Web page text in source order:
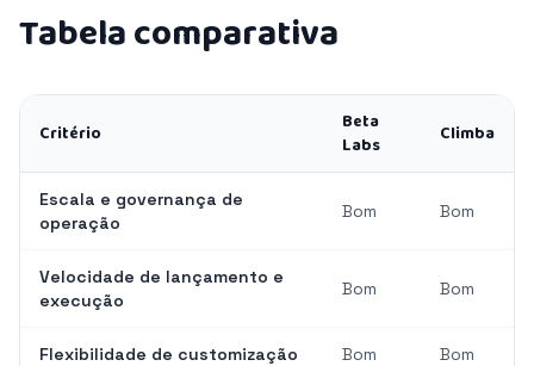
Tabela comparativa
Critério
Beta
Labs
Climba
Escala e governança de
operação
Bom Bom
Velocidade de lançamento e
execução
Bom Bom
Flexibilidade de customização Bom Bom